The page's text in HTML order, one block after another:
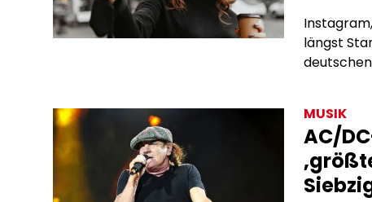
längst
hinter
MUSIK
AC/